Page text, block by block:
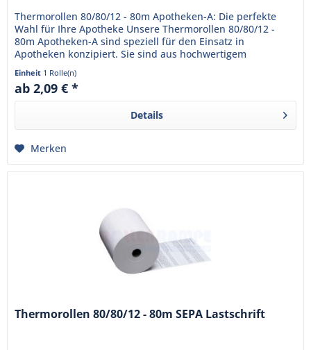
Thermorollen 80/80/12 - 80m Apotheken-A: Die perfekte
Wahl für Ihre Apotheke Unsere Thermorollen 80/80/12 -
80m Apotheken-A sind speziell für den Einsatz in
Apotheken konzipiert. Sie sind aus hochwertigem
Thermopapier gefertigt und...
Einheit 1 Rolle(n)
ab 2,09 € *
Details
Merken
Thermorollen 80/80/12 - 80m SEPA Lastschrift